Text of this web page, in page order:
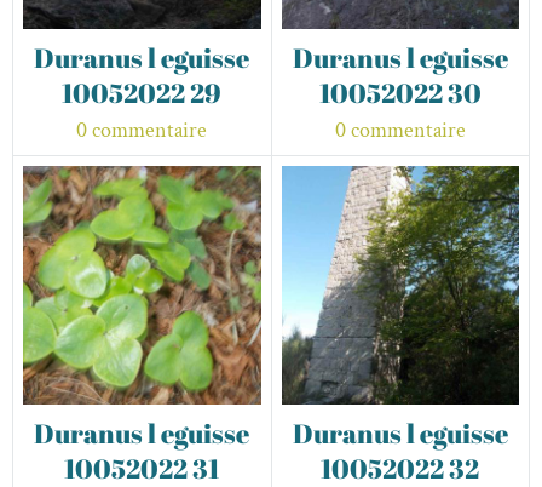
Duranus l eguisse
10052022 29
0 commentaire
Duranus l eguisse
10052022 30
0 commentaire
Duranus l eguisse
10052022 31
Duranus l eguisse
10052022 32